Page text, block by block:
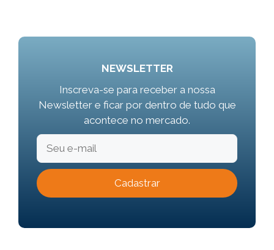
NEWSLETTER
Inscreva-se para receber a nossa
Newsletter e ficar por dentro de tudo que
acontece no mercado.